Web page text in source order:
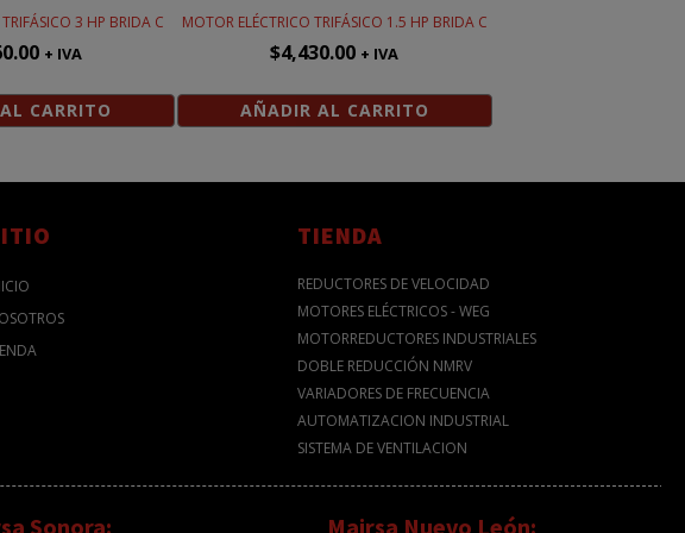
3 HP BRIDA C
+ IVA
CARRITO
MOTOR ELÉCTRICO TRIFÁSICO 1.5 HP BRIDA C
$4,430.00 + IVA
AÑADIR AL CARRITO
TIENDA
REDUCTORES DE VELOCIDAD
MOTORES ELÉCTRICOS - WEG
MOTORREDUCTORES INDUSTRIALES
DOBLE REDUCCIÓN NMRV
VARIADORES DE FRECUENCIA
AUTOMATIZACION INDUSTRIAL
SISTEMA DE VENTILACION
Sonora: Mairsa Nuevo León: